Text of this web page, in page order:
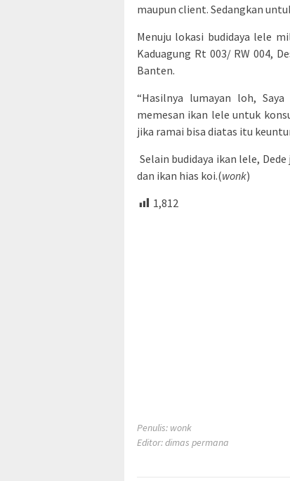
maupun client. Sedangkan
Menuju lokasi budidaya lele
Kaduagung Rt 003/ RW 004,
Banten.
“Hasilnya lumayan loh,
memesan ikan lele untuk
jika ramai bisa diatas itu
Selain budidaya ikan lele,
dan ikan hias koi.(wonk)
1,812
Penulis: wonk
Editor: dimas permana